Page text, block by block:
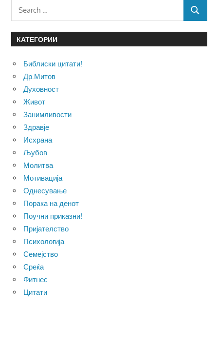
Search
SEARCH
КАТЕГОРИИ
Библиски цитати!
Др.Митов
Духовност
Живот
Занимливости
Здравје
Исхрана
Љубов
Молитва
Мотивација
Однесување
Порака на денот
Поучни приказни!
Пријателство
Психологија
Семејство
Среќа
Фитнес
Цитати